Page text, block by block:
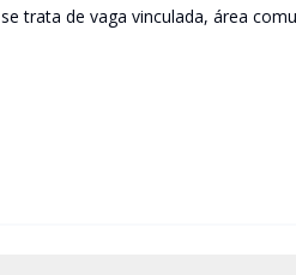
trata de vaga vinculada, área